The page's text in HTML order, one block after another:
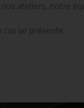
ateliers, notre
se présente.